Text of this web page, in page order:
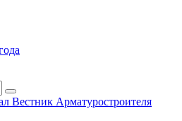
Вестник Арматуростроителя